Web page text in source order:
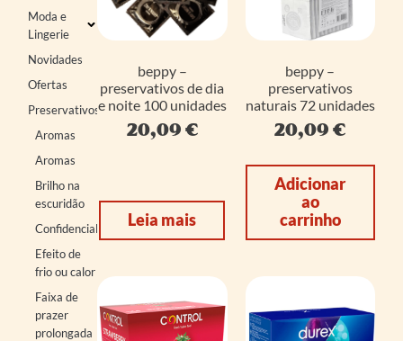
Moda e
Lingerie
Novidades
Ofertas
Preservativos
Aromas
Aromas
Brilho na
escuridão
Confidencial
Efeito de
frio ou calor
Faixa de
prazer
prolongada
beppy –
preservativos de dia
e noite 100 unidades
20,09€
Leia mais
beppy –
preservativos
naturais 72 unidades
20,09€
Adicionar
ao
carrinho